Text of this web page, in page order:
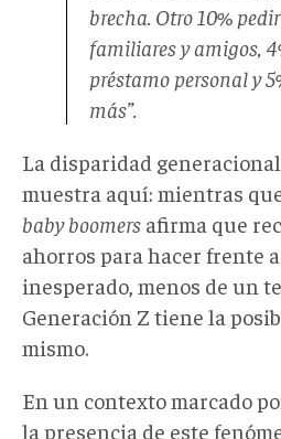
brecha. Otro 10%
familiares y amigos,
préstamo personal y
más”.
La disparidad
muestra aquí: mientras
baby boomers afirma que
ahorros para hacer frente
inesperado, menos de un
Generación Z tiene la
mismo.
En un contexto marcado
la presencia de este